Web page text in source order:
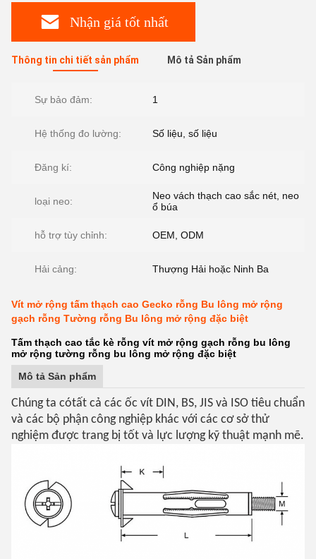
Nhận giá tốt nhất
Thông tin chi tiết sản phẩm Mô tả Sản phẩm
Sự bảo đảm: 1
Hệ thống đo lường: Số liệu, số liệu
Đăng kí: Công nghiệp nặng
loại neo:
Neo vách thạch cao sắc nét, neo
ổ búa
hỗ trợ tùy chỉnh: OEM, ODM
Hải cảng: Thượng Hải hoặc Ninh Ba
Vít mở rộng tấm thạch cao Gecko rỗng Bu lông mở rộng
gạch rỗng Tường rỗng Bu lông mở rộng đặc biệt
Tấm thạch cao tắc kè rỗng vít mở rộng gạch rỗng bu lông
mở rộng tường rỗng bu lông mở rộng đặc biệt
Mô tả Sản phẩm
Chúng ta cótất cả các ốc vít DIN, BS, JIS và ISO tiêu chuẩn
và các bộ phận công nghiệp khác với các cơ sở thử
nghiệm được trang bị tốt và lực lượng kỹ thuật mạnh mẽ.